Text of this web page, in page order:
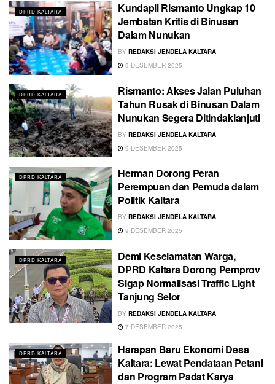
DPRD KALTARA
Kundapil Rismanto Ungkap 10
Jembatan Kritis di Binusan
Dalam Nunukan
BY REDAKSI JENDELA KALTARA
9 DESEMBER 2025
DPRD KALTARA
Rismanto: Akses Jalan Puluhan
Tahun Rusak di Binusan Dalam
Nunukan Segera Ditindaklanjuti
BY REDAKSI JENDELA KALTARA
9 DESEMBER 2025
DPRD KALTARA
Herman Dorong Peran
Perempuan dan Pemuda dalam
Politik Kaltara
BY REDAKSI JENDELA KALTARA
9 DESEMBER 2025
DPRD KALTARA
Demi Keselamatan Warga,
DPRD Kaltara Dorong Pemprov
Sigap Normalisasi Traffic Light
Tanjung Selor
BY REDAKSI JENDELA KALTARA
7 DESEMBER 2025
DPRD KALTARA
Harapan Baru Ekonomi Desa
Kaltara: Lewat Pendataan Petani
dan Program Padat Karya